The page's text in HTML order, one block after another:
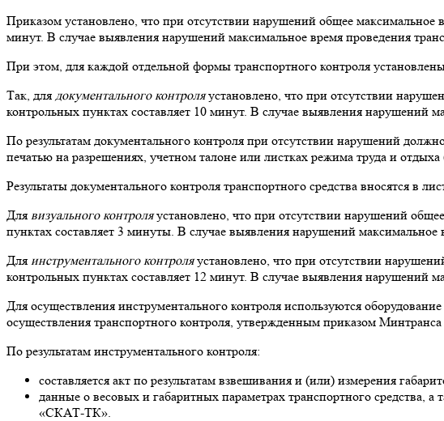
Приказом установлено, что при отсутствии нарушений общее максимальное
минут. В случае выявления нарушений максимальное время проведения
При этом, для каждой отдельной формы транспортного контроля
Так, для документального контроляустановлено, что при отсутствии
контрольных пунктах составляет 10 минут. В случае выявления нарушений
По результатам документального контроля при отсутствии нарушений
печатью на разрешениях, учетном талоне или листках режима труда и отдыха
Результаты документального контроля транспортного средства вносятся
Для визуального контроляустановлено, что при отсутствии нарушений
пунктах составляет 3 минуты. В случае выявления нарушений максимальное
Для инструментального контроляустановлено, что при отсутствии
контрольных пунктах составляет 12 минут. В случае выявления нарушений
Для осуществления инструментального контроля используются
осуществления транспортного контроля, утвержденным приказом Минтранса
По результатам инструментального контроля:
составляется акт по результатам взвешивания и (или) измерения
данные о весовых и габаритных параметрах транспортного средства,
«СКАТ-ТК».